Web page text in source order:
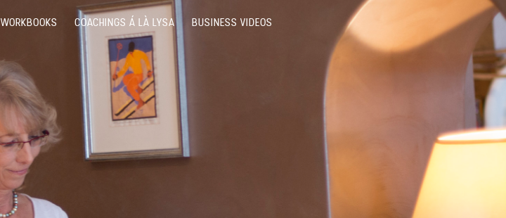
WORKBOOKS COACHINGS Á LÀ LYSA
BUSINESS VIDEOS